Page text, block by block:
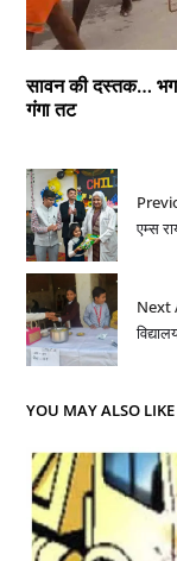
सावन की दस्तक…
गंगा तट
एम्स
Next
YOU MAY ALSO LIKE